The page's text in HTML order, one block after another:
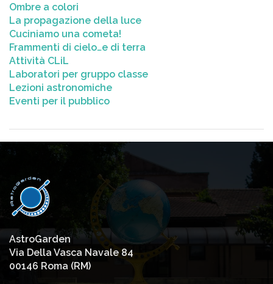
Ombre a colori
La propagazione della luce
Cuciniamo una cometa!
Frammenti di cielo…e di terra
Attività CLiL
Laboratori per gruppo classe
Lezioni astronomiche
Eventi per il pubblico
AstroGarden
Via Della Vasca Navale 84
00146 Roma (RM)